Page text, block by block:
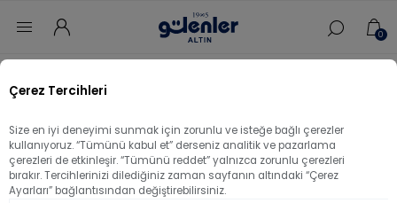
Çerez Tercihleri
Size en iyi deneyimi sunmak için zorunlu ve isteğe bağlı çerezler
kullanıyoruz. “Tümünü kabul et” derseniz analitik ve pazarlama
çerezleri de etkinleşir. “Tümünü reddet” yalnızca zorunlu çerezleri
bırakır. Tercihlerinizi dilediğiniz zaman sayfanın altındaki “Çerez
Ayarları” bağlantısından değiştirebilirsiniz.
0
22 Ayar Altın Sonsuzluk Ajda Kelepçe
22 Ayar Altın Sonsuzluk Ajda Kelepçe